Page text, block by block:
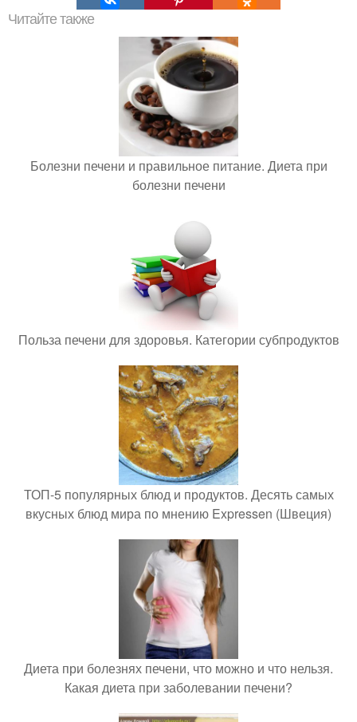
Читайте также
Болезни печени и правильное питание. Диета при
болезни печени
Польза печени для здоровья. Категории субпродуктов
ТОП-5 популярных блюд и продуктов. Десять самых
вкусных блюд мира по мнению Expressen (Швеция)
Диета при болезнях печени, что можно и что нельзя.
Какая диета при заболевании печени?